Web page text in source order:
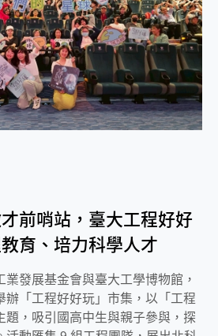
前哨站，臺大工程好好
育、培力科學人才
發展基金會與臺大工學博物館，
辦「工程好好玩」市集，以「工程
，吸引國高中生與親子參與，探